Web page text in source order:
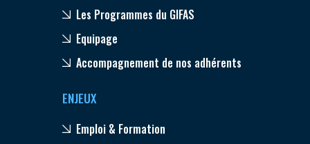
Les Programmes du GIFAS
Equipage
Accompagnement de nos adhérents
ENJEUX
Emploi & Formation